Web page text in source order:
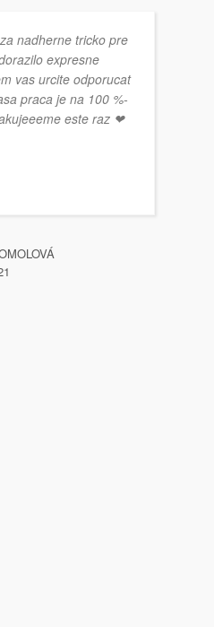
nadherne tricko pre
expresne
vas urcite odporucat
praca je na 100 %-
este raz ❤